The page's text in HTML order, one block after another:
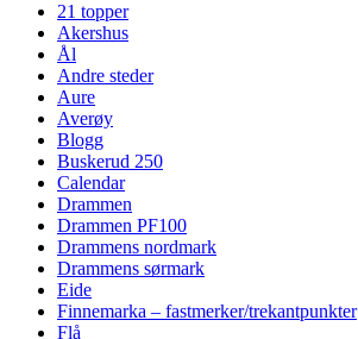
21 topper
Akershus
Ål
Andre steder
Aure
Averøy
Blogg
Buskerud 250
Calendar
Drammen
Drammen PF100
Drammens nordmark
Drammens sørmark
Eide
Finnemarka – fastmerker/trekantpunkter
Flå